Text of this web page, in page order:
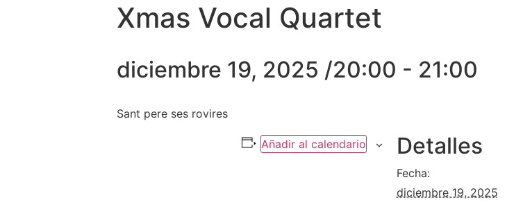
Xmas Vocal Quartet
diciembre 19, 2025 /20:00 - 21:00
Sant pere ses rovires
Añadir al calendario Detalles
Fecha:
diciembre 19, 2025